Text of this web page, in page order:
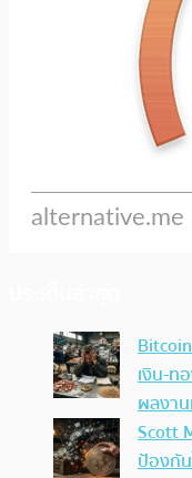
เงิน-ท
ผลงา
Scott
ป้องกัน